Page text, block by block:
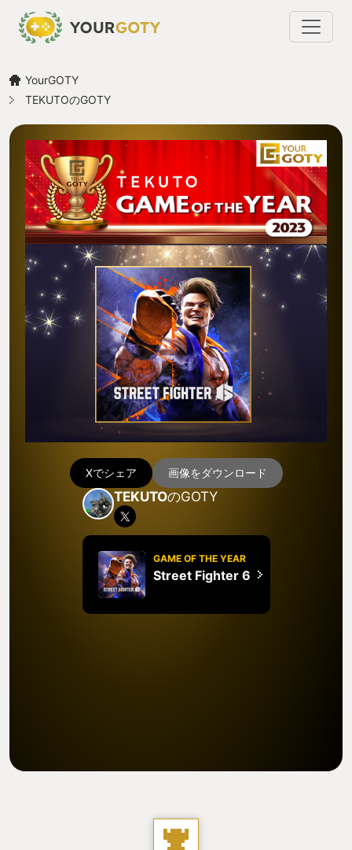
YourGOTY
TEKUTOのGOTY
Xでシェア 画像をダウンロード
TEKUTOのGOTY
GAME OF THE YEAR
Street Fighter 6